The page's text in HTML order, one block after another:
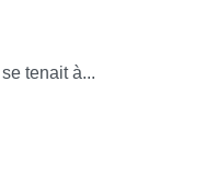
tenait à...